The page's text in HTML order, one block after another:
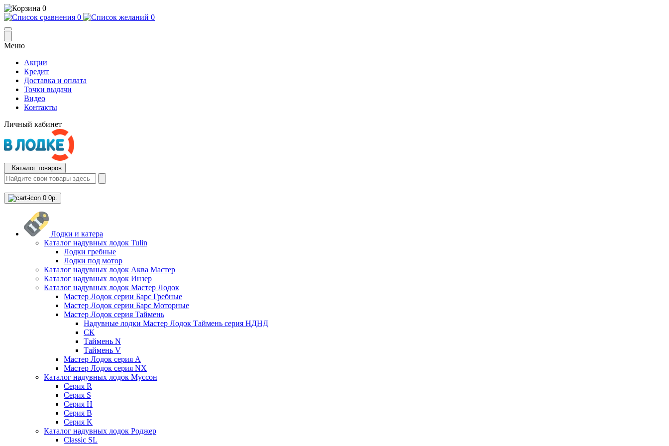
0
0
0
Меню
Акции
Кредит
Доставка и оплата
Точки выдачи
Видео
Контакты
Личный кабинет
Каталог товаров
0 0р.
Лодки и катера
Каталог надувных лодок Tulin
Лодки гребные
Лодки под мотор
Каталог надувных лодок Аква Мастер
Каталог надувных лодок Инзер
Каталог надувных лодок Мастер Лодок
Мастер Лодок серии Барс Гребные
Мастер Лодок серии Барс Моторные
Мастер Лодок серия Таймень
Надувные лодки Мастер Лодок Таймень серия НДНД
СК
Таймень N
Таймень V
Мастер Лодок серия А
Мастер Лодок серия NX
Каталог надувных лодок Муссон
Серия R
Серия S
Серия H
Серия B
Серия K
Каталог надувных лодок Роджер
Classic SL